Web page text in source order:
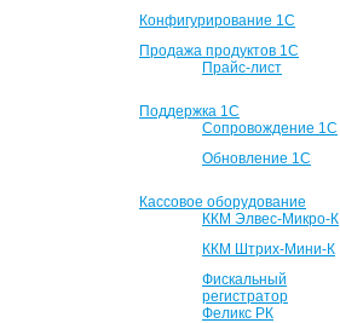
Конфигурирование 1С
Продажа продуктов 1С
Прайс-лист
Поддержка 1С
Сопровождение 1С
Обновление 1С
Кассовое оборудование
ККМ Элвес-Микро-К
ККМ Штрих-Мини-К
Фискальный
регистратор
Феликс РК